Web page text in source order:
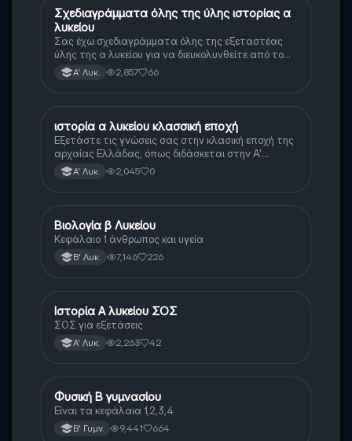
Ιστορία
Σχεδιαγράμματα όλης της ύλης ιστορίας α
λυκείου
Σας έχω σχεδιαγράμματα όλης της εξεταστέας
ύλης της α λυκείου για να διευκολυνθείτε από το
τεράστιο βάρος του βιβλίου
Α' Λυκ. 2,857 66
Ιστορία
ιστορία α λυκείου κλασσική εποχή
Εξετάστε τις γνώσεις σας στην κλασική εποχή της
αρχαίας Ελλάδας, όπως διδάσκεται στην Α'
Λυκείου.Α' Λυκ. 2,045 0
Βιολογία
Βιολογία β Λυκείου
Κεφάλαιο 1 άνθρωπος και υγεία
Β' Λυκ. 7,146 226
Ιστορία
Ιστορία Α λυκείου ΣΟΣ
ΣΟΣ για εξετάσεις
Α' Λυκ. 2,263 42
Φυσική
Φυσική Β γυμνασίου
Είναι τα κεφάλαια 1,2,3,4
Β' Γυμν. 9,441 664